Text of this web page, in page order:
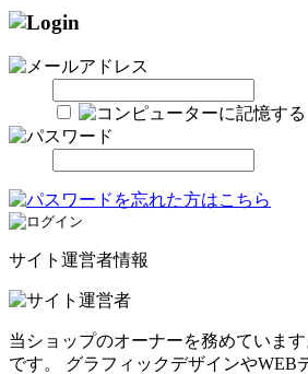
サイト運営者情報
当ショップのオーナーを務めていま
です。 グラフィックデザインやWEB